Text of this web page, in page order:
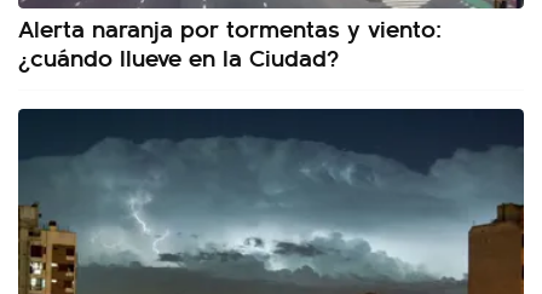
Alerta naranja por tormentas y viento:
¿cuándo llueve en la Ciudad?